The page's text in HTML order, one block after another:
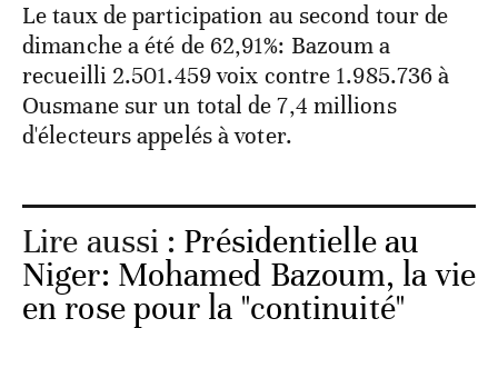
Le taux de participation au second tour de
dimanche a été de 62,91%: Bazoum a
recueilli 2.501.459 voix contre 1.985.736 à
Ousmane sur un total de 7,4 millions
d'électeurs appelés à voter.
Lire aussi : Présidentielle au
Niger: Mohamed Bazoum, la vie
en rose pour la "continuité"